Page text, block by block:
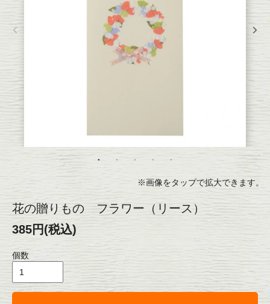
※画像をタップで拡大できます。
花の贈りもの フラワー（リース）
385円(税込)
個数